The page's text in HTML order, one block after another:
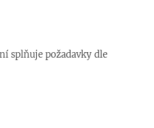
splňuje požadavky dle